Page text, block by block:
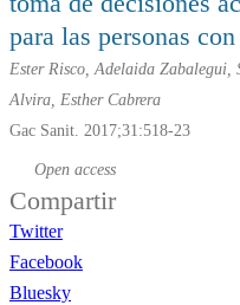
para las personas
Ester Risco, Adelaida
Alvira, Esther Cabrera
Gac Sanit. 2017;31:518-23
Open access
Compartir
Twitter
Facebook
Bluesky